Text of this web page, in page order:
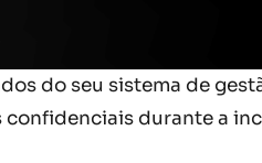
do seu sistema de
durante a